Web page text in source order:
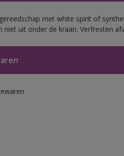
met white spirit of
niet uit onder de kraan. Verfresten